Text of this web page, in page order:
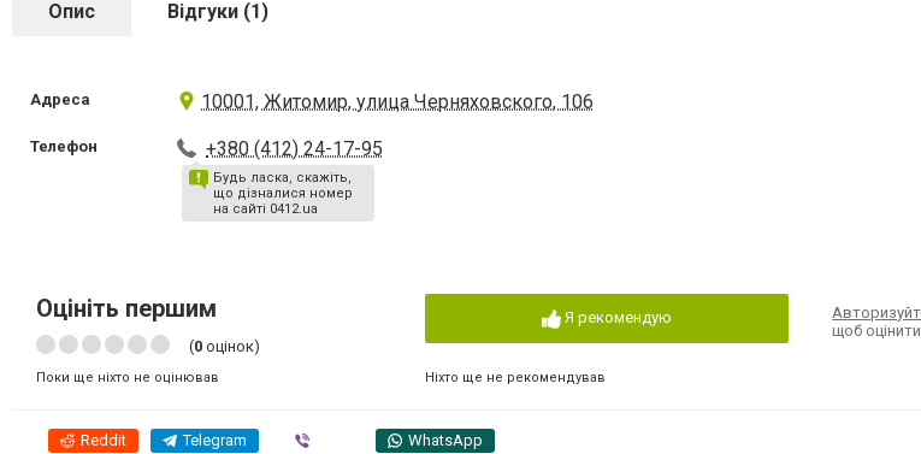
Опис Відгуки (1)
Адреса 10001, Житомир, улица Черняховского, 106
Телефон +380 (412) 24-17-95
Будь ласка, скажіть,
що дізналися номер
на сайті 0412.ua
Оцініть першим
(0 оцінок)
Поки ще ніхто не оцінював
Я рекомендую
Ніхто ще не рекомендував
щоб
Reddit Telegram WhatsApp